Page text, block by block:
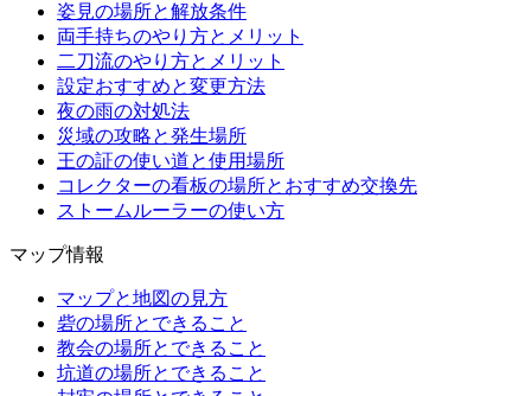
姿見の場所と解放条件
両手持ちのやり方とメリット
二刀流のやり方とメリット
設定おすすめと変更方法
夜の雨の対処法
災域の攻略と発生場所
王の証の使い道と使用場所
コレクターの看板の場所とおすすめ交換先
ストームルーラーの使い方
マップ情報
マップと地図の見方
砦の場所とできること
教会の場所とできること
坑道の場所とできること